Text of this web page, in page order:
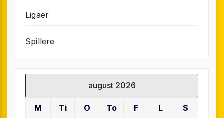
Ligaer
Spillere
august 2026
M Ti O To F L S